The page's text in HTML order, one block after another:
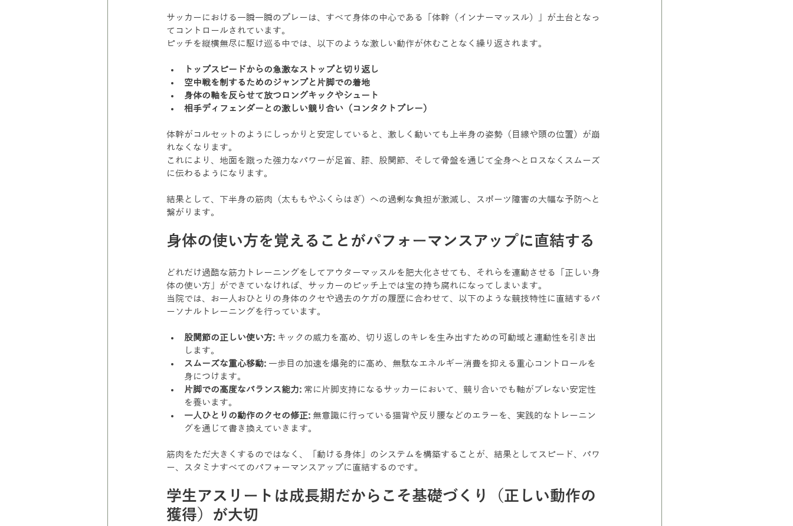
サッカーにおける一瞬一瞬のプレーは、すべて身体の中心である「体幹（インナーマッスル）」が土台となっ
てコントロールされています。
ピッチを縦横無尽に駆け巡る中では、以下のような激しい動作が休むことなく繰り返されます。
トップスピードからの急激なストップと切り返し
空中戦を制するためのジャンプと片脚での着地
身体の軸を反らせて放つロングキックやシュート
相手ディフェンダーとの激しい競り合い（コンタクトプレー）
体幹がコルセットのようにしっかりと安定していると、激しく動いても上半身の姿勢（目線や頭の位置）が崩
れなくなります。
これにより、地面を蹴った強力なパワーが足首、膝、股関節、そして骨盤を通じて全身へとロスなくスムーズ
に伝わるようになります。
結果として、下半身の筋肉（太ももやふくらはぎ）への過剰な負担が激減し、スポーツ障害の大幅な予防へと
繋がります。
身体の使い方を覚えることがパフォーマンスアップに直結する
どれだけ過酷な筋力トレーニングをしてアウターマッスルを肥大化させても、それらを連動させる「正しい身
体の使い方」ができていなければ、サッカーのピッチ上では宝の持ち腐れになってしまいます。
当院では、お一人おひとりの身体のクセや過去のケガの履歴に合わせて、以下のような競技特性に直結するパ
ーソナルトレーニングを行っています。
股関節の正しい使い方: キックの威力を高め、切り返しのキレを生み出すための可動域と連動性を引き出
します。
スムーズな重心移動: 一歩目の加速を爆発的に高め、無駄なエネルギー消費を抑える重心コントロールを
身につけます。
片脚での高度なバランス能力: 常に片脚支持になるサッカーにおいて、競り合いでも軸がブレない安定性
を養います。
一人ひとりの動作のクセの修正: 無意識に行っている猫背や反り腰などのエラーを、実践的なトレーニン
グを通じて書き換えていきます。
筋肉をただ大きくするのではなく、「動ける身体」のシステムを構築することが、結果としてスピード、パワ
ー、スタミナすべてのパフォーマンスアップに直結するのです。
学生アスリートは成長期だからこそ基礎づくり（正しい動作の
獲得）が大切